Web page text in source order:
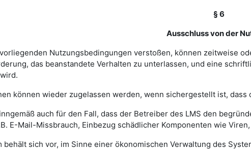
§ 6
Ausschluss von der
Nutzungsbedingungen verstoßen, können zeitweise
das beanstandete Verhalten zu unterlassen, und eine
können wieder zugelassen werden, wenn sichergestellt ist,
auch für den Fall, dass der Betreiber des LMS den
E-Mail-Missbrauch, Einbezug schädlicher Komponenten wie
behält sich vor, im Sinne einer ökonomischen Verwaltung des